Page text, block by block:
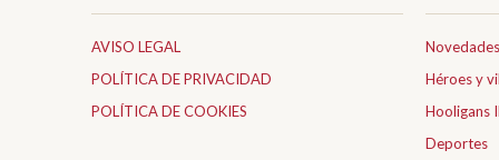
AVISO LEGAL
POLÍTICA DE PRIVACIDAD
POLÍTICA DE COOKIES
Novedades
Héroes y
Hooligans
Deportes